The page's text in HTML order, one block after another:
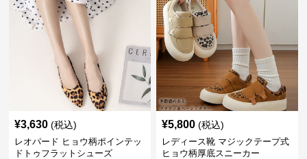
¥3,630 (税込)
レオパード ヒョウ柄ポインテッ
ドトゥフラットシューズ
¥5,800 (税込)
レディース靴 マジックテープ式
ヒョウ柄厚底スニーカー